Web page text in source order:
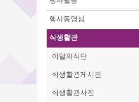
행사동영상
식생활관
이달의식단
식생활관게시판
식생활관사진